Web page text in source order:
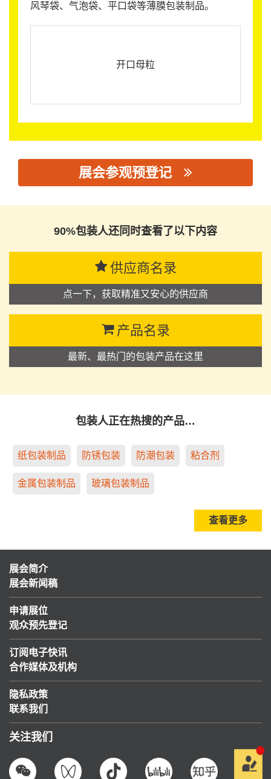
风琴袋、气泡袋、平口袋等薄膜包装制品。
开口母粒
展会参观预登记
90%包装人还同时查看了以下内容
供应商名录
点一下，获取精准又安心的供应商
产品名录
最新、最热门的包装产品在这里
包装人正在热搜的产品…
纸包装制品 防锈包装 防潮包装 粘合剂
金属包装制品 玻璃包装制品
查看更多
展会简介
展会新闻稿
申请展位
观众预先登记
订阅电子快讯
合作媒体及机构
隐私政策
联系我们
关注我们